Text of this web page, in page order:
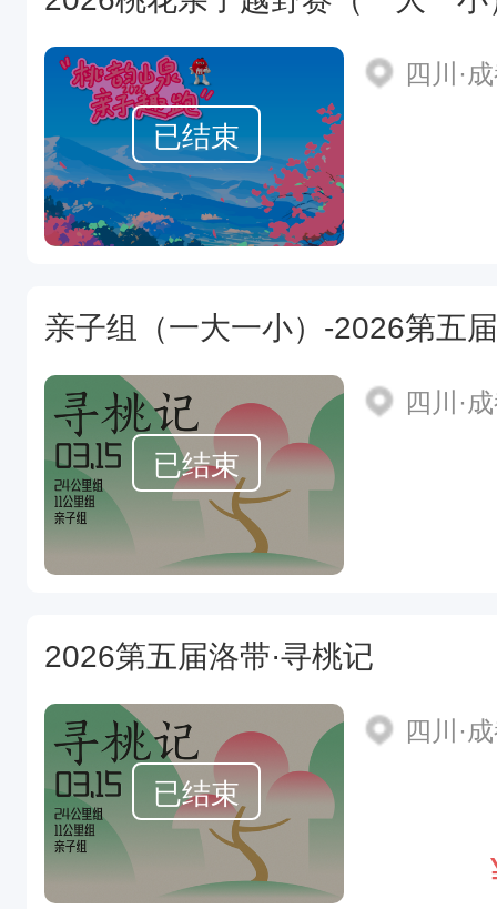
已结束
四川·
亲子组（一大一小）-2026第五
已结束
四川·
2026第五届洛带·寻桃记
已结束
四川·